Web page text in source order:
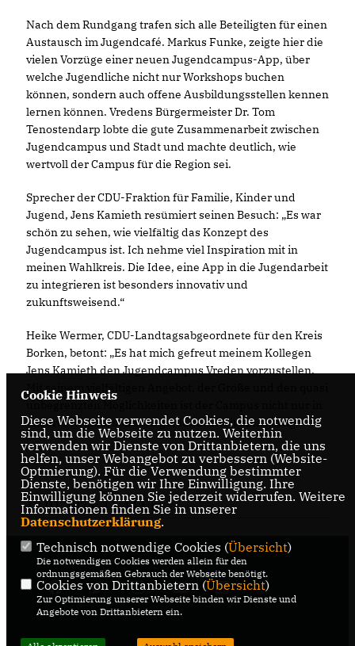
Nach dem Rundgang trafen sich alle Beteiligten für einen
Austausch im Jugendcafé. Markus Funke, zeigte hier die
vielen Vorzüge einer neuen Jugendcampus-App, über
welche Jugendliche nicht nur Workshops buchen
können, sondern auch offene Ausbildungsstellen kennen
lernen können. Vredens Bürgermeister Dr. Tom
Tenostendarp lobte die gute Zusammenarbeit zwischen
Jugendcampus und Stadt und machte deutlich, wie
wertvoll der Campus für die Region sei.
Sprecher der CDU-Fraktion für Familie, Kinder und
Jugend, Jens Kamieth resümiert seinen Besuch: „Es war
schön zu sehen, wie vielfältig das Konzept des
Jugendcampus ist. Ich nehme viel Inspiration mit in
meinen Wahlkreis. Die Idee, eine App in die Jugendarbeit
zu integrieren ist besonders innovativ und
zukunftsweisend.“
Heike Wermer, CDU-Landtagsabgeordnete für den Kreis
Borken, betont: „Es hat mich gefreut meinem Kollegen
Jens Kamieth den Jugendcampus Vreden vorzustellen.
Mit seinem vielfältigen Angebot, der Größe und den quasi
unserer Region, sondern gar landesweit einzigartig.“
18.01.2024, 11:44 Uhr
Cookie Hinweis
Diese Webseite verwendet Cookies, die notwendig
sind, um die Webseite zu nutzen. Weiterhin
verwenden wir Dienste von Drittanbietern, die uns
helfen, unser Webangebot zu verbessern (Website-
Optmierung). Für die Verwendung bestimmter
Dienste, benötigen wir Ihre Einwilligung. Ihre
Einwilligung können Sie jederzeit widerrufen. Weitere
Informationen finden Sie in unserer
Datenschutzerklärung.
Technisch notwendige Cookies (Übersicht)
Die notwendigen Cookies werden allein für den
ordnungsgemäßen Gebrauch der Webseite benötigt.
Cookies von Drittanbietern (Übersicht)
Zur Optimierung unserer Webseite binden wir Dienste und
Angebote von Drittanbietern ein.